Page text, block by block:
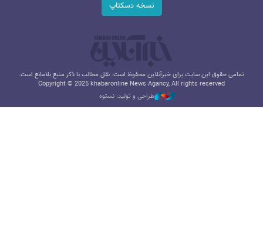
نسخه دسکتاپ
تمامی حقوق این سایت برای خبرآنلاین محفوظ است. نقل مطالب با ذکر منبع بلامانع است.
Copyright © 2025 khabaronline News Agancy, All rights reserved
طراحی و تولید: نستوه